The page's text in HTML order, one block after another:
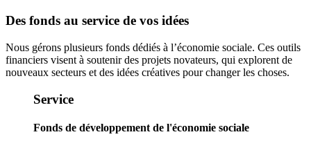
Des fonds au service de vos idées
Nous gérons plusieurs fonds dédiés à l’économie sociale. Ces outils
financiers visent à soutenir des projets novateurs, qui explorent de
nouveaux secteurs et des idées créatives pour changer les choses.
Service
Fonds de développement de l'économie sociale